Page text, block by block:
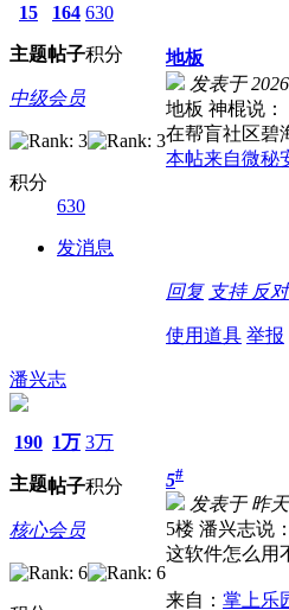
15
主题
164
帖子
630
积分
中级会员
积分
630
发消息
地板
发表于
地板 神棍说：
在帮盲社区碧
本帖来自微秘
回复 支持 反对
使用道具 举报
潘兴志
190
主题
1万
帖子
3万
积分
核心会员
5#
发表于 昨
5楼 潘兴志说：
这软件怎么用
来自： 掌上乐